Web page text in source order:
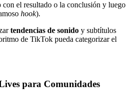
el resultado o la conclusión y luego
hook).
tendencias de sonido y subtítulos
de TikTok pueda categorizar el
para Comunidades